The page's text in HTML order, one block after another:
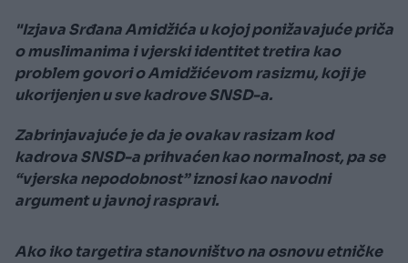
"Izjava Srđana Amidžića u kojoj ponižavajuće priča
o muslimanima i vjerski identitet tretira kao
problem govori o Amidžićevom rasizmu, koji je
ukorijenjen u sve kadrove SNSD-a.
Zabrinjavajuće je da je ovakav rasizam kod
kadrova SNSD-a prihvaćen kao normalnost, pa se
“vjerska nepodobnost” iznosi kao navodni
argument u javnoj raspravi.
Ako iko targetira stanovništvo na osnovu etničke